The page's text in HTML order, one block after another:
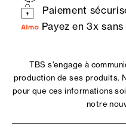
Paiement
Payez en 3x
TBS s'engage à
production de ses produits.
pour que ces informations
notre